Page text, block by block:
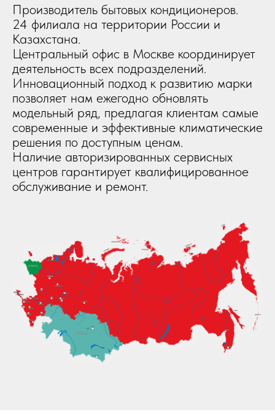
Производитель бытовых кондиционеров.
24 филиала на территории России и
Казахстана.
Центральный офис в Москве координирует
деятельность всех подразделений.
Инновационный подход к развитию марки
позволяет нам ежегодно обновлять
модельный ряд, предлагая клиентам самые
современные и эффективные климатические
решения по доступным ценам.
Наличие авторизированных сервисных
центров гарантирует квалифицированное
обслуживание и ремонт.